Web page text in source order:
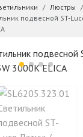
Люстры
подвесной ST-